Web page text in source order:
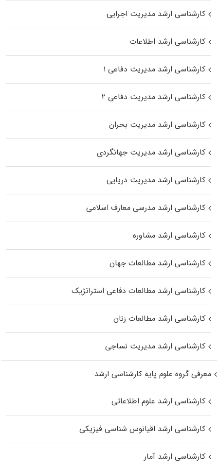
کارشناسی ارشد مدیریت اجرایی
کارشناسی ارشد اطلاعات
کارشناسی ارشد مدیریت دفاعی ۱
کارشناسی ارشد مدیریت دفاعی ۲
کارشناسی ارشد مدیریت بحران
کارشناسی ارشد مدیریت جهانگردی
کارشناسی ارشد مدیریت دریایی
کارشناسی ارشد مدرسی معارف اسلامی
کارشناسی ارشد مشاوره
کارشناسی ارشد مطالعات جهان
کارشناسی ارشد مطالعات دفاعی استراتژیک
کارشناسی ارشد مطالعات زنان
کارشناسی ارشد مدیریت نساجی
معرفی گروه علوم پایه کارشناسی ارشد
کارشناسی ارشد علوم اطلاعاتی
کارشناسی ارشد اقیانوس‌ شناسی فیزیکی
کارشناسی ارشد آمار